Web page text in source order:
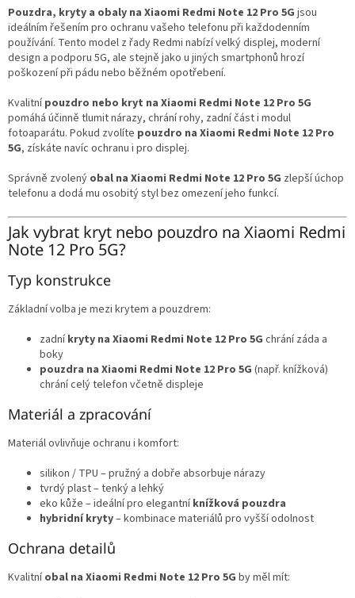
a
c
í
p
r
v
k
y
v
ý
p
i
s
Pouzdra, kryty a obaly na Xiaomi Redmi Note 12 Pro 5G jsou
ideálním řešením pro ochranu vašeho telefonu při každodenním
používání. Tento model z řady Redmi nabízí velký displej, moderní
design a podporu 5G, ale stejně jako u jiných smartphonů hrozí
poškození při pádu nebo běžném opotřebení.
Kvalitnípouzdro nebo kryt na Xiaomi Redmi Note 12 Pro 5G
pomáhá účinně tlumit nárazy, chrání rohy, zadní část i modul
fotoaparátu. Pokud zvolíte pouzdro na Xiaomi Redmi Note 12 Pro
5G, získáte navíc ochranu i pro displej.
Správně zvolený obal na Xiaomi Redmi Note 12 Pro 5G zlepší úchop
telefonu a dodá mu osobitý styl bez omezení jeho funkcí.
Jak vybrat kryt nebo pouzdro na Xiaomi Redmi
Note 12 Pro 5G?
Typ konstrukce
Základní volba je mezi krytem a pouzdrem:
zadníkryty na Xiaomi Redmi Note 12 Pro 5G chrání záda a
boky
pouzdra na Xiaomi Redmi Note 12 Pro 5G (např. knížková)
chrání celý telefon včetně displeje
Materiál a zpracování
Materiál ovlivňuje ochranu i komfort:
silikon / TPU – pružný a dobře absorbuje nárazy
tvrdý plast – tenký a lehký
eko kůže – ideální pro elegantníknížková pouzdra
hybridní kryty– kombinace materiálů pro vyšší odolnost
Ochrana detailů
Kvalitníobal na Xiaomi Redmi Note 12 Pro 5G by měl mít: